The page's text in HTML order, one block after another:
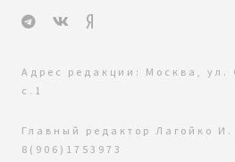
Адрес редакции: Москва, ул.
с.1
Главный редактор Лагойко
8(906)1753973